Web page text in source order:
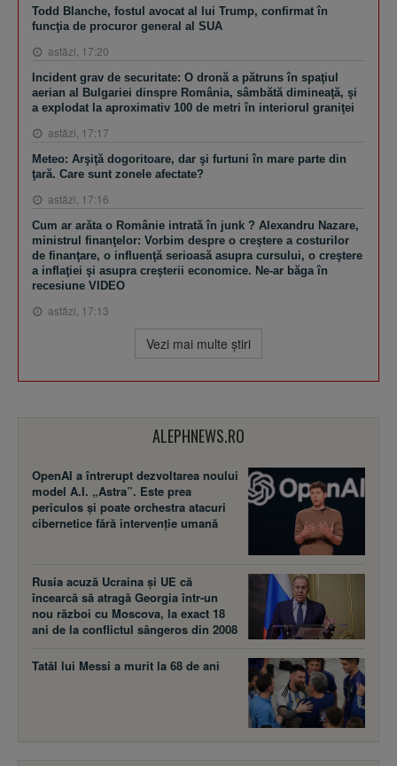
Todd Blanche, fostul avocat al lui Trump, confirmat în
funcţia de procuror general al SUA
astăzi, 17:20
Incident grav de securitate: O dronă a pătruns în spaţiul
aerian al Bulgariei dinspre România, sâmbătă dimineaţă, şi
a explodat la aproximativ 100 de metri în interiorul graniţei
astăzi, 17:17
Meteo: Arşiţă dogoritoare, dar şi furtuni în mare parte din
ţară. Care sunt zonele afectate?
astăzi, 17:16
Cum ar arăta o Românie intrată în junk ? Alexandru Nazare,
ministrul finanţelor: Vorbim despre o creştere a costurilor
de finanţare, o influenţă serioasă asupra cursului, o creştere
a inflaţiei şi asupra creşterii economice. Ne-ar băga în
recesiune VIDEO
astăzi, 17:13
Vezi mai multe ştiri
ALEPHNEWS.RO
OpenAI a întrerupt dezvoltarea noului
model A.I. „Astra”. Este prea
periculos și poate orchestra atacuri
cibernetice fără intervenție umană
Rusia acuză Ucraina şi UE că
încearcă să atragă Georgia într-un
nou război cu Moscova, la exact 18
ani de la conflictul sângeros din 2008
Tatăl lui Messi a murit la 68 de ani